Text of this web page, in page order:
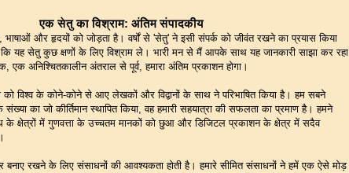
एक सेतु का विश्राम: अंतिम संपादकीय
भाषाओं और हृदयों को जोड़ता है। वर्षों से 'सेतु' ने इसी संपर्क को जीवंत रखने का प्रयास किया
यह सेतु कुछ क्षणों के लिए विश्राम ले। भारी मन से मैं आपके साथ यह जानकारी साझा कर रहा
अनिश्चितकालीन अंतराल से पूर्व, हमारा अंतिम प्रकाशन होगा।
को विश्व के कोने-कोने से आए लेखकों और विद्वानों के साथ ने परिभाषित किया है। हम सबने
का जो कीर्तिमान स्थापित किया, वह हमारी सहयात्रा की सफलता का प्रमाण है। हमने
के क्षेत्रों में गुणवत्ता के उच्चतम मानकों को छुआ और डिजिटल प्रकाशन के क्षेत्र में सदैव
बनाए रखने के लिए संसाधनों की आवश्यकता होती है। हमारे सीमित संसाधनों ने हमें एक ऐसे मोड़